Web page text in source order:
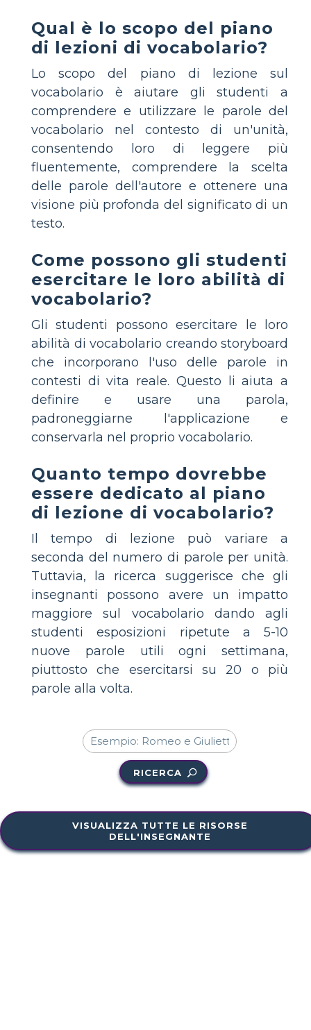
Qual è lo scopo del piano
di lezioni di vocabolario?
Lo scopo del piano di lezione sul
vocabolario è aiutare gli studenti a
comprendere e utilizzare le parole del
vocabolario nel contesto di un'unità,
consentendo loro di leggere più
fluentemente, comprendere la scelta
delle parole dell'autore e ottenere una
visione più profonda del significato di un
testo.
Come possono gli studenti
esercitare le loro abilità di
vocabolario?
Gli studenti possono esercitare le loro
abilità di vocabolario creando storyboard
che incorporano l'uso delle parole in
contesti di vita reale. Questo li aiuta a
definire e usare una parola,
padroneggiarne l'applicazione e
conservarla nel proprio vocabolario.
Quanto tempo dovrebbe
essere dedicato al piano
di lezione di vocabolario?
Il tempo di lezione può variare a
seconda del numero di parole per unità.
Tuttavia, la ricerca suggerisce che gli
insegnanti possono avere un impatto
maggiore sul vocabolario dando agli
studenti esposizioni ripetute a 5-10
nuove parole utili ogni settimana,
piuttosto che esercitarsi su 20 o più
parole alla volta.
RICERCA
VISUALIZZA TUTTE LE RISORSE
DELL'INSEGNANTE